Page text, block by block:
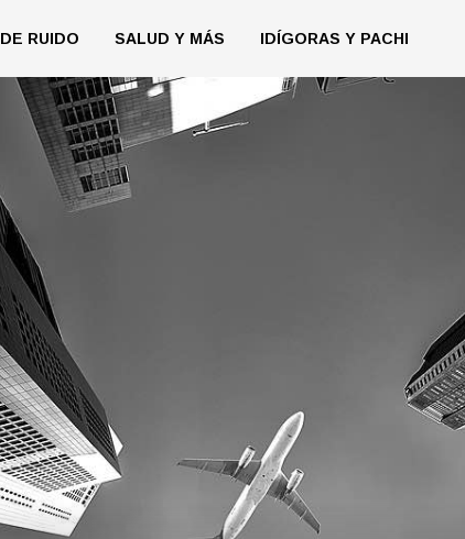
RUIDO SALUD Y MÁS IDÍGORAS Y PACHI